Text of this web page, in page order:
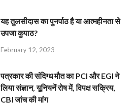
यह तुलसीदास का पुनर्पाठ है या आत्महीनता से
उपजा कुपाठ?
February 12, 2023
पत्रकार की संदिग्ध मौत का PCI और EGI ने
लिया संज्ञान, यूनियनें रोष में, विपक्ष सक्रिय,
CBI जांच की मांग